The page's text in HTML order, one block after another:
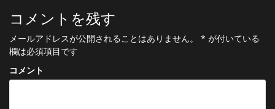
ビ
ゲ
ー
シ
コメントを残す
メールアドレスが公開されることはありません。 * が付いている
欄は必須項目です
コメント